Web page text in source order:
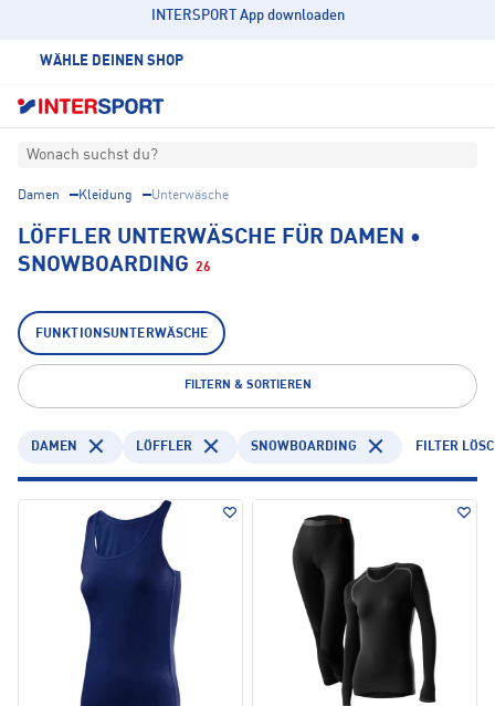
INTERSPORT App downloaden
WÄHLE DEINEN SHOP
Wonach suchst du?
Damen Kleidung Unterwäsche
LÖFFLER UNTERWÄSCHE FÜR DAMEN •
SNOWBOARDING 26
FUNKTIONSUNTERWÄSCHE
FILTERN & SORTIEREN
DAMEN LÖFFLER SNOWBOARDING FILTER